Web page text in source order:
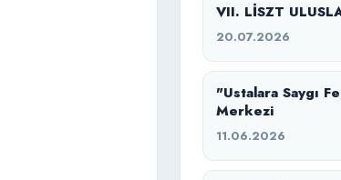
VII. LİSZT
20.07.2026
"Ustalara Saygı
Merkezi
11.06.2026